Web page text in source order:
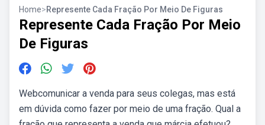
Home>Represente Cada Fração Por Meio De Figuras
Represente Cada Fração Por Meio
De Figuras
Webcomunicar a venda para seus colegas, mas está
em dúvida como fazer por meio de uma fração. Qual a